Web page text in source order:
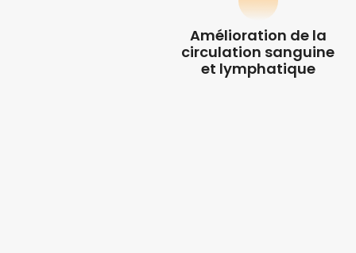
Amélioration de la
circulation sanguine
et lymphatique